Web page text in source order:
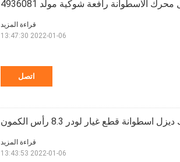
اتصل
قراءة المزيد
2022-01-06 13:47:30
قراءة المزيد
2022-01-06 13:43:53